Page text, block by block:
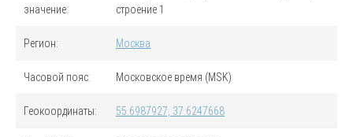
значение:
строение 1
Регион: Москва
Часовой пояс: Московское время (MSK)
Геокоординаты: 55.6987927, 37.6247668